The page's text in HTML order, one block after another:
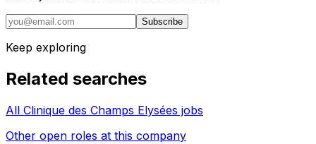
Subscribe
Keep exploring
Related searches
All Clinique des Champs Elysées jobs
Other open roles at this company